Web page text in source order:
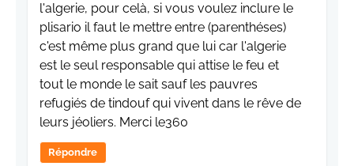
l'algerie, pour celà, si vous voulez inclure le
plisario il faut le mettre entre (parenthéses)
c'est même plus grand que lui car l'algerie
est le seul responsable qui attise le feu et
tout le monde le sait sauf les pauvres
refugiés de tindouf qui vivent dans le rêve de
leurs jéoliers. Merci le360
Répondre